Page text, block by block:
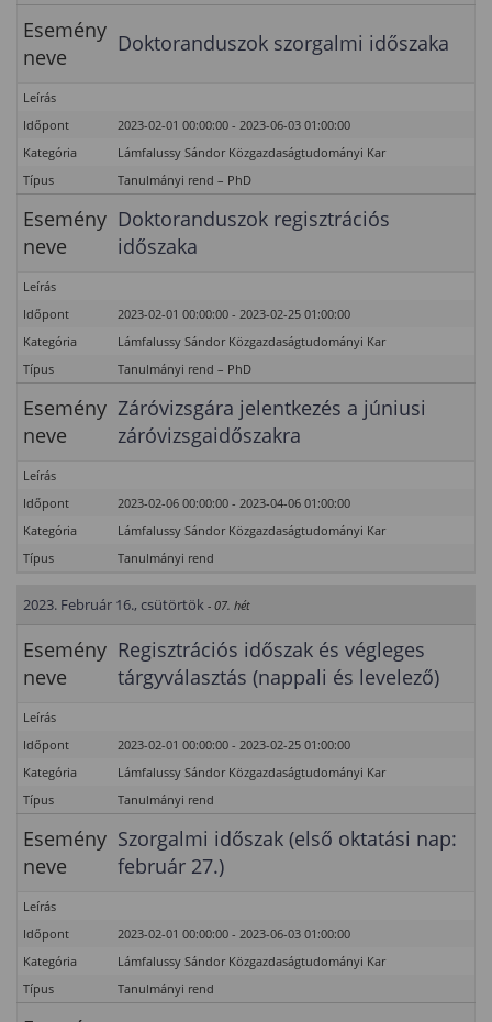
Esemény
neve
Doktoranduszok szorgalmi időszaka
Leírás
Időpont
2023-02-01 00:00:00 - 2023-06-03 01:00:00
Kategória
Lámfalussy Sándor Közgazdaságtudományi Kar
Típus
Tanulmányi rend – PhD
Esemény
neve
Doktoranduszok regisztrációs
időszaka
Leírás
Időpont
2023-02-01 00:00:00 - 2023-02-25 01:00:00
Kategória
Lámfalussy Sándor Közgazdaságtudományi Kar
Típus
Tanulmányi rend – PhD
Esemény
neve
Záróvizsgára jelentkezés a júniusi
záróvizsgaidőszakra
Leírás
Időpont
2023-02-06 00:00:00 - 2023-04-06 01:00:00
Kategória
Lámfalussy Sándor Közgazdaságtudományi Kar
Típus
Tanulmányi rend
2023. Február 16., csütörtök - 07. hét
Esemény
neve
Regisztrációs időszak és végleges
tárgyválasztás (nappali és levelező)
Leírás
Időpont
2023-02-01 00:00:00 - 2023-02-25 01:00:00
Kategória
Lámfalussy Sándor Közgazdaságtudományi Kar
Típus
Tanulmányi rend
Esemény
neve
Szorgalmi időszak (első oktatási nap:
február 27.)
Leírás
Időpont
2023-02-01 00:00:00 - 2023-06-03 01:00:00
Kategória
Lámfalussy Sándor Közgazdaságtudományi Kar
Típus
Tanulmányi rend